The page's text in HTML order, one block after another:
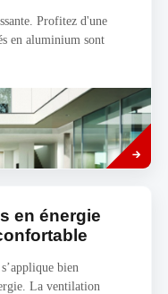
Profitez d'une
en aluminium sont
Savoir
plus
en énergie
bien
La ventilation